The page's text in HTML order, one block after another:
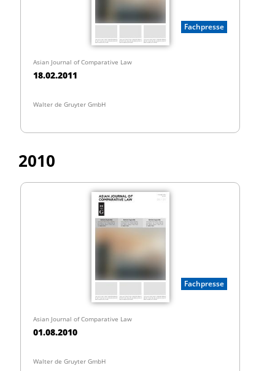
Fachpresse
Asian Journal of Comparative Law
18.02.2011
Walter de Gruyter GmbH
2010
Fachpresse
Asian Journal of Comparative Law
01.08.2010
Walter de Gruyter GmbH